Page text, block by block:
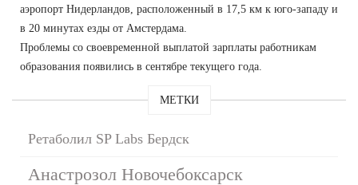
аэропорт Нидерландов, расположенный в 17,5 км к юго-западу и
в 20 минутах езды от Амстердама.
Проблемы со своевременной выплатой зарплаты работникам
образования появились в сентябре текущего года.
МЕТКИ
Ретаболил SP Labs Бердск
Анастрозол Новочебоксарск